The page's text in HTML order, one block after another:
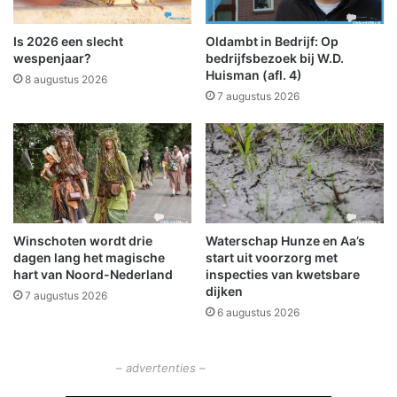
n
k
e
r
a
r
d
a
t
k
a
n
e
n
o
v
o
o
r
o
r
g
a
n
i
Is 2026 een slecht
wespenjaar?
8 augustus 2026
Oldambt in Bedrijf: Op
bedrijfsbezoek bij W.D.
Huisman (afl. 4)
7 augustus 2026
Winschoten wordt drie
dagen lang het magische
hart van Noord-Nederland
7 augustus 2026
Waterschap Hunze en Aa’s
start uit voorzorg met
inspecties van kwetsbare
dijken
6 augustus 2026
– advertenties –